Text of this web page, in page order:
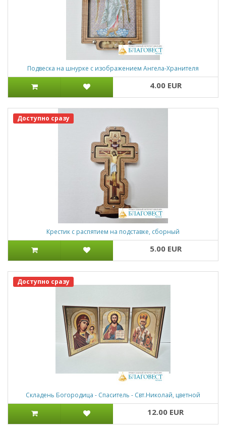
Подвеска на шнурке с изображением Ангела-Хранителя
4.00 EUR
Доступно сразу
Крестик с распятием на подставке, сборный
5.00 EUR
Доступно сразу
Складень Богородица - Спаситель - Свт.Николай, цветной
12.00 EUR